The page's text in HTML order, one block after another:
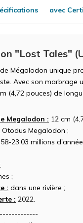
avec
"Lost Tales"
Mégalodon unique
Avec son marbrage
(4,72 pouces) de
Megalodon : 12 cm
Otodus Megalodon ;
23,03 millions
;
: dans une rivière ;
: 2022.